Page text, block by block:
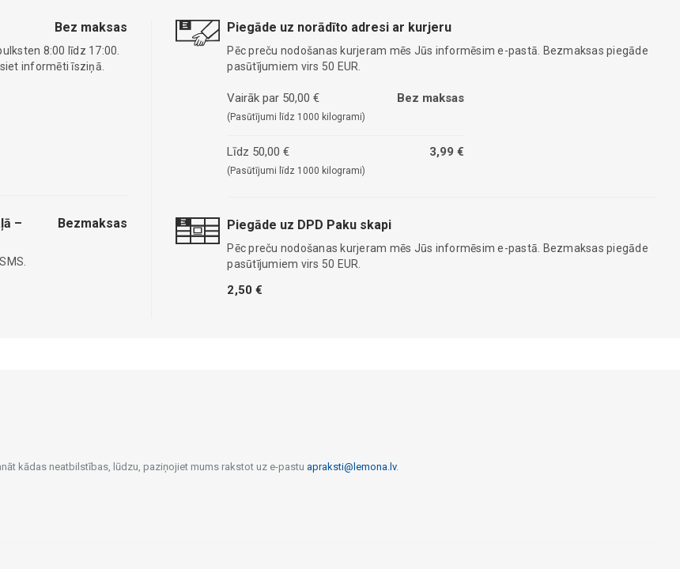
Bez maksas
8:00 līdz 17:00.
informēti īsziņā.
–
Bezmaksas
Piegāde uz norādīto adresi ar kurjeru
Pēc preču nodošanas kurjeram mēs Jūs informēsim e-pastā. Bezmaksas piegāde
pasūtījumiem virs 50 EUR.
Vairāk par 50,00 €
(Pasūtījumi līdz 1000 kilogrami)
Bez maksas
Līdz 50,00 €
(Pasūtījumi līdz 1000 kilogrami)
3,99 €
Piegāde uz DPD Paku skapi
Pēc preču nodošanas kurjeram mēs Jūs informēsim e-pastā. Bezmaksas piegāde
pasūtījumiem virs 50 EUR.
2,50 €
kādas neatbilstības, lūdzu, paziņojiet mums rakstot uz e-pastu apraksti@lemona.lv.